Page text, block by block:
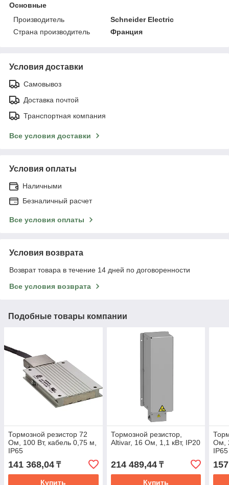
Основные
Производитель
Schneider Electric
Страна производитель
Франция
Условия доставки
Самовывоз
Доставка почтой
Транспортная компания
Все условия доставки
Условия оплаты
Наличными
Безналичный расчет
Все условия оплаты
Условия возврата
Возврат товара в течение 14 дней по договоренности
Все условия возврата
Подобные товары компании
Тормозной резистор 72
Ом, 100 Вт, кабель 0,75 м,
IP65
141 368,04 ₸
Купить
Тормозной резистор,
Altivar, 16 Ом, 1,1 кВт, IP20
214 489,44₸
Купить
Ом,
IP65